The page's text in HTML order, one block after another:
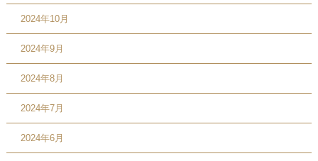
2024年10月
2024年9月
2024年8月
2024年7月
2024年6月